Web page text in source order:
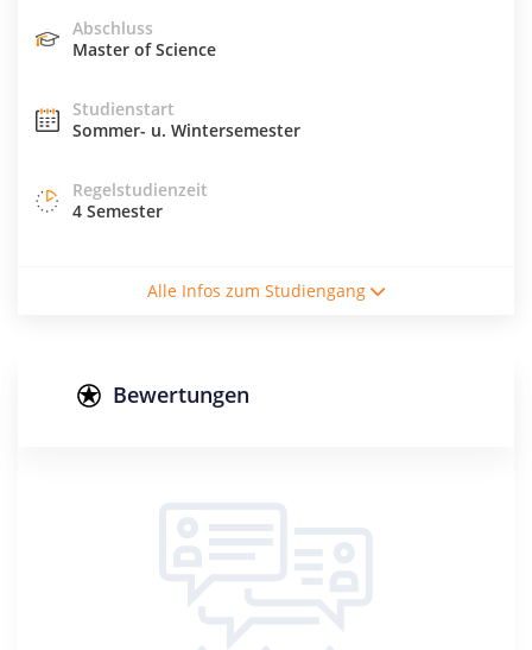
Abschluss
Master of Science
Studienstart
Sommer- u. Wintersemester
Regelstudienzeit
4 Semester
VollzeitstudiumAlle Infos zum Studiengang
Bewertungen